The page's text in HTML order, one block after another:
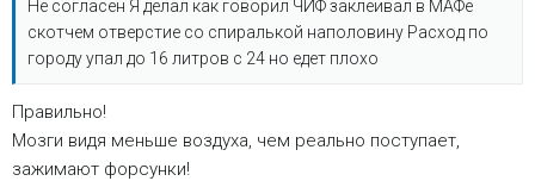
Не согласен Я делал как говорил ЧИФ заклеивал в МАФе
скотчем отверстие со спиралькой наполовину Расход по
городу упал до 16 литров с 24 но едет плохо
Правильно!
Мозги видя меньше воздуха, чем реально поступает,
зажимают форсунки!